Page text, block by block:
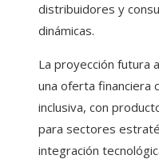
distribuidores y
dinámicas.
La proyección futura
una oferta financiera
inclusiva, con
para sectores
integración